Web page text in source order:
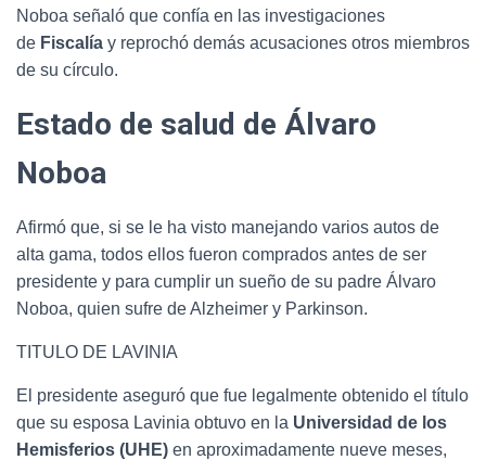
Noboa señaló que confía en las investigaciones
de Fiscalía y reprochó demás acusaciones otros miembros
de su círculo.
Estado de salud de Álvaro
Noboa
Afirmó que, si se le ha visto manejando varios autos de
alta gama, todos ellos fueron comprados antes de ser
presidente y para cumplir un sueño de su padre Álvaro
Noboa, quien sufre de Alzheimer y Parkinson.
TITULO DE LAVINIA
El presidente aseguró que fue legalmente obtenido el título
que su esposa Lavinia obtuvo en la Universidad de los
Hemisferios (UHE) en aproximadamente nueve meses,